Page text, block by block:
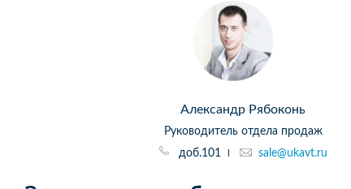
Александр Рябоконь
Руководитель отдела продаж
доб.101
sale@ukavt.ru